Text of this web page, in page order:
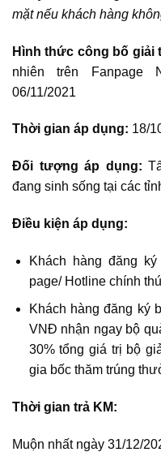
mặt nếu khách hàng
Hình thức công bố giải
nhiên trên Fanpage
06/11/2021
Thời gian áp dụng: 18/
Đối tượng áp dụng:
đang sinh sống tại các
Điều kiện áp dụng:
Khách hàng đăng ký
page/ Hotline chính
Khách hàng đăng ký
VNĐ nhận ngay bộ
30% tổng giá trị bộ
gia bốc thăm trúng
Thời gian trả KM:
Muộn nhất ngày 31/12/